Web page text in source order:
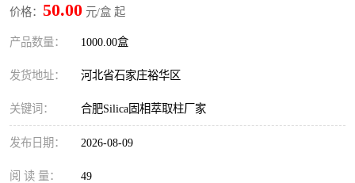
价格： 50.00 元/盒 起
产品数量： 1000.00盒
发货地址： 河北省石家庄裕华区
关键词： 合肥Silica固相萃取柱厂家
发布日期： 2026-08-09
阅 读 量： 49